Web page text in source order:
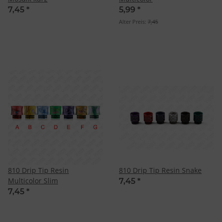
7,45 *
5,99 *
Alter Preis: 7,45
810 Drip Tip Resin
Multicolor Slim
7,45 *
810 Drip Tip Resin Snake
7,45 *